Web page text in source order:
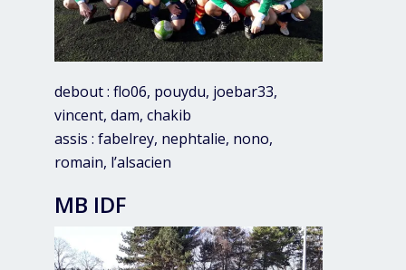
debout : flo06, pouydu, joebar33,
vincent, dam, chakib
assis : fabelrey, nephtalie, nono,
romain, l’alsacien
MB IDF